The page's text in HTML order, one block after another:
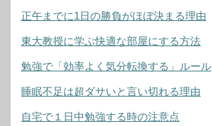
正午までに1日の勝負がほぼ決まる理由
東大教授に学ぶ快適な部屋にする方法
勉強で「効率よく気分転換する」ルール
睡眠不足は超ダサいと言い切れる理由
自宅で１日中勉強する時の注意点